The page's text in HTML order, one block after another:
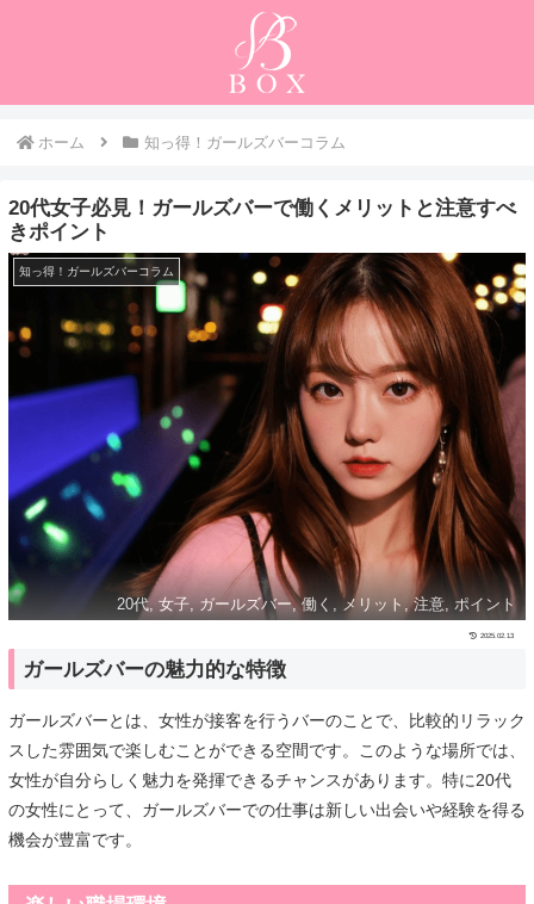
ホーム 知っ得！ガールズバーコラム
20代女子必見！ガールズバーで働くメリットと注意すべ
きポイント
知っ得！ガールズバーコラム
20代, 女子, ガールズバー, 働く, メリット, 注意, ポイント
2025.02.13
ガールズバーの魅力的な特徴
ガールズバーとは、女性が接客を行うバーのことで、比較的リラック
スした雰囲気で楽しむことができる空間です。このような場所では、
女性が自分らしく魅力を発揮できるチャンスがあります。特に20代
の女性にとって、ガールズバーでの仕事は新しい出会いや経験を得る
機会が豊富です。